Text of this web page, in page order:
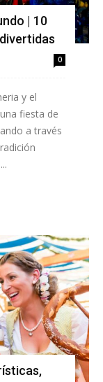
| 10
0
y el
fiesta de
a través